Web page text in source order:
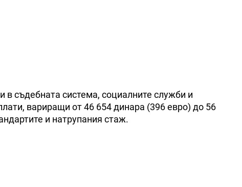
в съдебната система, социалните служби и
вариращи от 46 654 динара (396 евро) до 56
и натрупания стаж.